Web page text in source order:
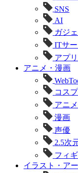
SNS
AI
ガジ
ITサ
アプリ
アニメ・漫画
コス
アニメ
漫画
声優
2.5次
フィ
イラスト・ア